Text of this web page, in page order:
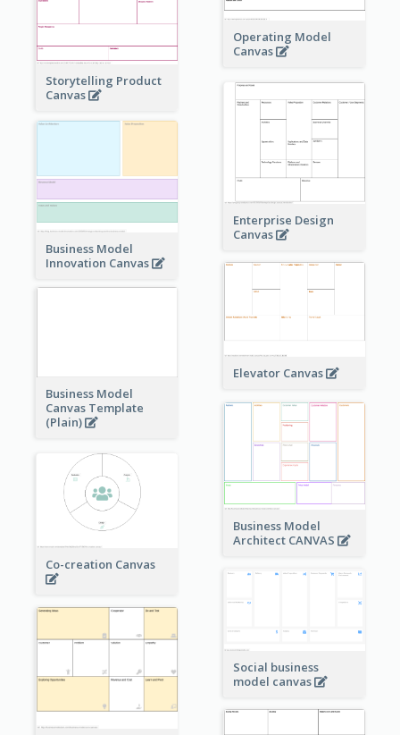
Operating Model
Canvas
Storytelling Product
Canvas
Enterprise Design
Canvas
Business Model
Innovation Canvas
Elevator Canvas
Business Model
Canvas Template
(Plain)
Business Model
Architect CANVAS
Co-creation Canvas
Social business
model canvas